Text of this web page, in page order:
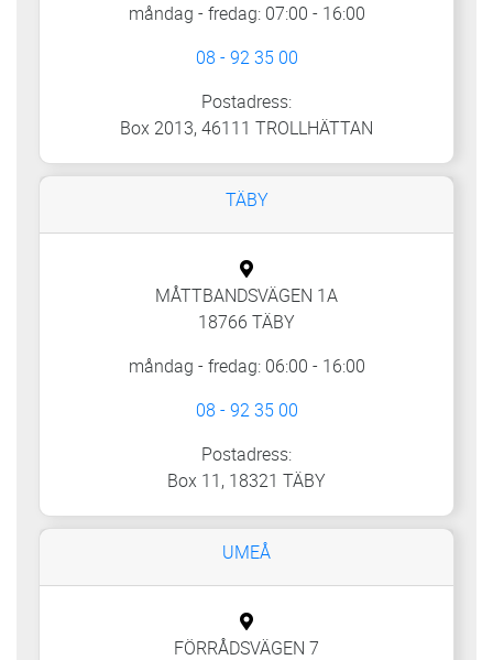
måndag - fredag: 07:00 - 16:00
08 - 92 35 00
Postadress:
Box 2013, 46111 TROLLHÄTTAN
TÄBY
MÅTTBANDSVÄGEN 1A
18766 TÄBY
måndag - fredag: 06:00 - 16:00
08 - 92 35 00
Postadress:
Box 11, 18321 TÄBY
UMEÅ
FÖRRÅDSVÄGEN 7